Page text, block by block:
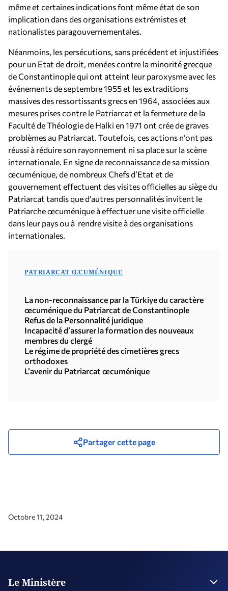
même et certaines indications font même état de son
implication dans des organisations extrémistes et
nationalistes paragouvernementales.
Néanmoins, les persécutions, sans précédent et injustifiées
pour un Etat de droit, menées contre la minorité grecque
de Constantinople qui ont atteint leur paroxysme avec les
événements de septembre 1955 et les extraditions
massives des ressortissants grecs en 1964, associées aux
mesures prises contre le Patriarcat et la fermeture de la
Faculté de Théologie de Halki en 1971 ont crée de graves
problèmes au Patriarcat. Toutefois, ces actions n’ont pas
réussi à réduire son rayonnement ni sa place sur la scène
internationale. En signe de reconnaissance de sa mission
œcuménique, de nombreux Chefs d’Etat et de
gouvernement effectuent des visites officielles au siège du
Patriarcat tandis que d’autres personnalités invitent le
Patriarche œcuménique à effectuer une visite officielle
dans leur pays ou à rendre visite à des organisations
internationales.
PATRIARCAT ŒCUMÉNIQUE
La non-reconnaissance par la Türkiye du caractère
œcuménique du Patriarcat de Constantinople
Refus de la Personnalité juridique
Incapacité d’assurer la formation des nouveaux
membres du clergé
Le régime de propriété des cimetières grecs
orthodoxes
L’avenir du Patriarcat œcuménique
Partager cette page
Octobre 11, 2024
Le Ministère